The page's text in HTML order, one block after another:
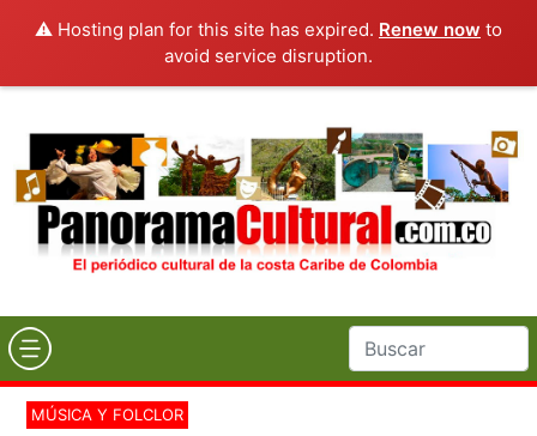
⚠️ Hosting plan for this site has expired. Renew now to
avoid service disruption.
MÚSICA Y FOLCLOR